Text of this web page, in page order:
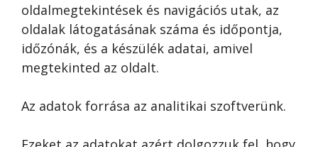
oldalmegtekintések és navigációs utak, az
oldalak látogatásának száma és időpontja,
időzónák, és a készülék adatai, amivel
megtekinted az oldalt.
Az adatok forrása az analitikai szoftverünk.